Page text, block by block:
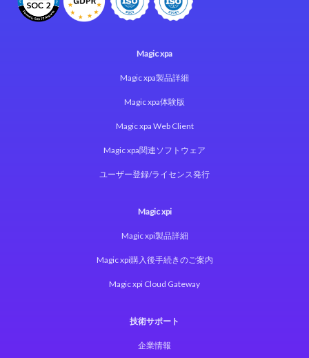
Magic xpa
Magic xpa製品詳細
Magic xpa体験版
Magic xpa Web Client
Magic xpa関連ソフトウェア
ユーザー登録/ライセンス発行
Magic xpi
Magic xpi製品詳細
Magic xpi購入後手続きのご案内
Magic xpi Cloud Gateway
技術サポート
企業情報